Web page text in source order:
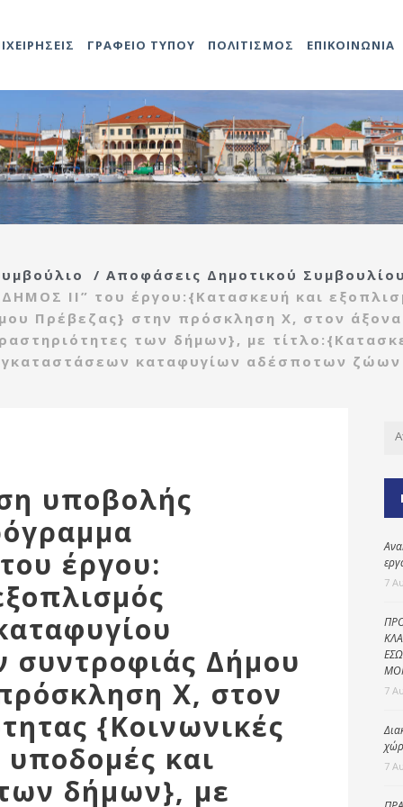
Αντιδήμαρχοι
Γενικός
Γραμματέας
Σύμβουλοι
Οργανόγραμμα
Video
Προκηρύξεις
Προσλήψεων
Ανακοινώσεις
Αναρτήσεις
Διάφορες
Ληξιαρχείο
Δημοτολόγιο
Κέντρο
εξυπηρέτησης
πολιτών(ΚΕΠ)
Πολεοδομία
Άδειες καταστημάτων
Προκηρύξεις – Διαγωνισμοί
2014-
2021-
ΓΡΑΦΕΙΟ ΤΥΠΟΥ ΠΟΛΙΤΙΣΜΟΣ
Αναρτήσεις
Δομές
ΕΠΙΚΟΙΝΩΝΙΑ
/ Αποφάσεις Δημοτικού Συμβουλίου
ΙΙ” του έργου:{Κατασκευή και
Πρέβεζας} στην πρόσκληση Χ, στον άξονα
των δήμων}, με
καταφυγίων αδέσποτων ζώων
υποβολής
έργου:
Δήμου
Χ, στον
{Κοινωνικές
υποδομές και
δήμων}, με
7
7
7